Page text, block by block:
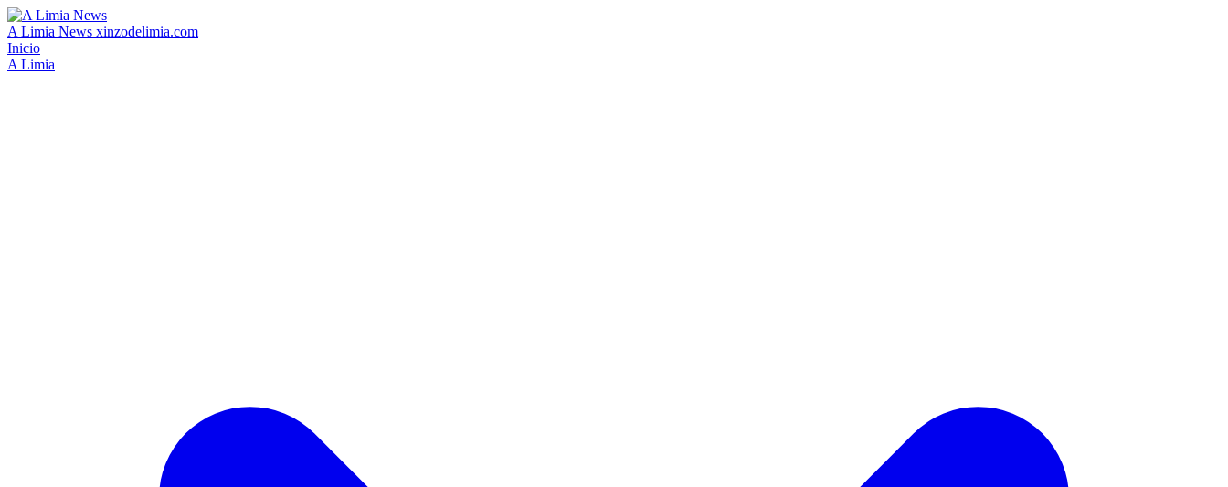
A Limia News xinzodelimia.com
Inicio
A Limia